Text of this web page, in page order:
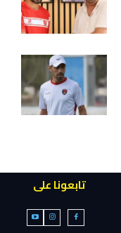
تابعونا على